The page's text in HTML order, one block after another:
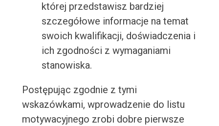
której przedstawisz bardziej
szczegółowe informacje na temat
swoich kwalifikacji, doświadczenia i
ich zgodności z wymaganiami
stanowiska.
Postępując zgodnie z tymi
wskazówkami, wprowadzenie do listu
motywacyjnego zrobi dobre pierwsze